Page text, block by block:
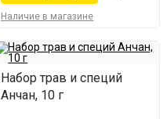
Наличие в магазине
Набор трав и специй
Анчан, 10 г